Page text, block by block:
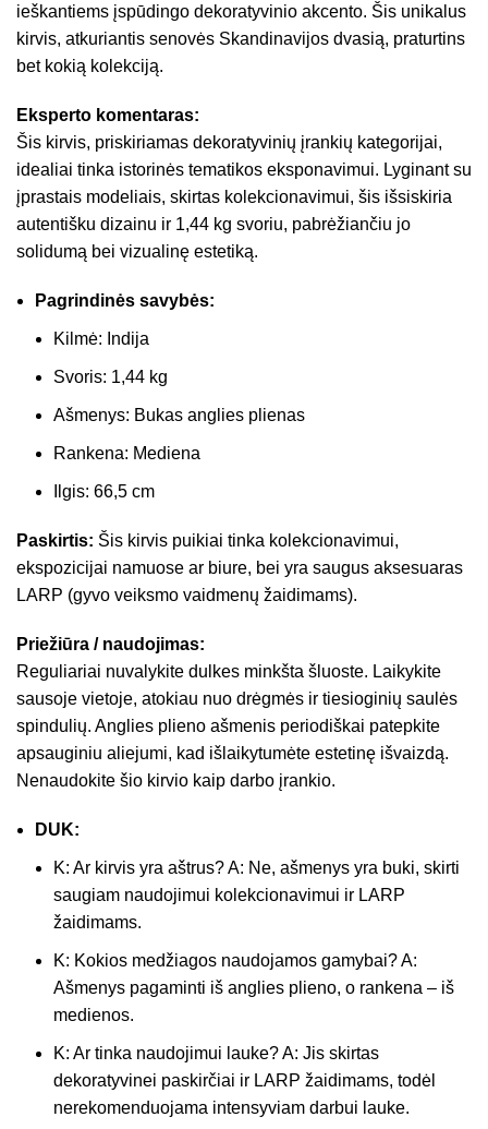
ieškantiems įspūdingo dekoratyvinio akcento. Šis unikalus
kirvis, atkuriantis senovės Skandinavijos dvasią, praturtins
bet kokią kolekciją.
Eksperto komentaras:
Šis kirvis, priskiriamas dekoratyvinių įrankių kategorijai,
idealiai tinka istorinės tematikos eksponavimui. Lyginant su
įprastais modeliais, skirtas kolekcionavimui, šis išsiskiria
autentišku dizainu ir 1,44 kg svoriu, pabrėžiančiu jo
solidumą bei vizualinę estetiką.
Pagrindinės savybės:
Kilmė: Indija
Svoris: 1,44 kg
Ašmenys: Bukas anglies plienas
Rankena: Mediena
Ilgis: 66,5 cm
Paskirtis: Šis kirvis puikiai tinka kolekcionavimui,
ekspozicijai namuose ar biure, bei yra saugus aksesuaras
LARP (gyvo veiksmo vaidmenų žaidimams).
Priežiūra / naudojimas:
Reguliariai nuvalykite dulkes minkšta šluoste. Laikykite
sausoje vietoje, atokiau nuo drėgmės ir tiesioginių saulės
spindulių. Anglies plieno ašmenis periodiškai patepkite
apsauginiu aliejumi, kad išlaikytumėte estetinę išvaizdą.
Nenaudokite šio kirvio kaip darbo įrankio.
DUK:
K: Ar kirvis yra aštrus? A: Ne, ašmenys yra buki, skirti
saugiam naudojimui kolekcionavimui ir LARP
žaidimams.
K: Kokios medžiagos naudojamos gamybai? A:
Ašmenys pagaminti iš anglies plieno, o rankena – iš
medienos.
K: Ar tinka naudojimui lauke? A: Jis skirtas
dekoratyvinei paskirčiai ir LARP žaidimams, todėl
nerekomenduojama intensyviam darbui lauke.